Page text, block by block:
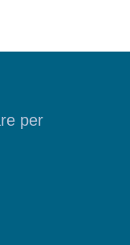
per